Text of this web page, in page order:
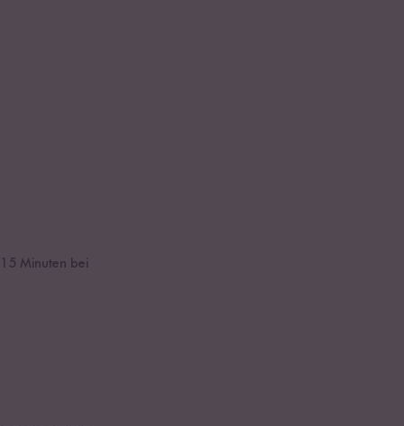
Minuten bei